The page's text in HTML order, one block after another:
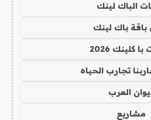
الباك لينك
باقة باك لينك
كلينك 2026
تجارب الحياه
العرب
مشاريع